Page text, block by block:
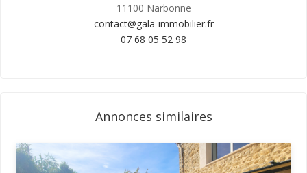
11100 Narbonne
contact@gala-immobilier.fr
07 68 05 52 98
Annonces similaires